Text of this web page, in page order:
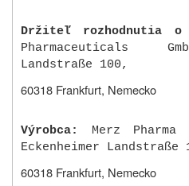
Držiteľ rozhodnutia
Pharmaceuticals
Landstraße 100,
60318 Frankfurt, Nemecko
Výrobca:
Merz Pharma
Eckenheimer Landstraße
60318 Frankfurt, Nemecko